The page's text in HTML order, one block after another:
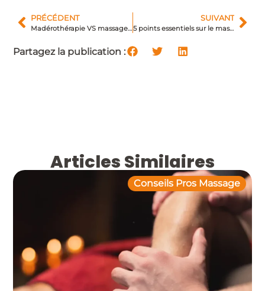
PRÉCÉDENT
Madérothérapie VS massage minceur : quelles différences pour les masseurs ?
SUIVANT
5 points essentiels sur le massage Nuad-Bo-Rarn, le fameux massage Thaï au sol
Partagez la publication :
Articles Similaires
Conseils Pros Massage